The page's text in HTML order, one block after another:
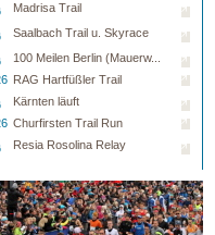
Madrisa Trail
Saalbach Trail u. Skyrace
100 Meilen Berlin (Mauerw...
RAG Hartfüßler Trail
Kärnten läuft
Churfirsten Trail Run
Resia Rosolina Relay